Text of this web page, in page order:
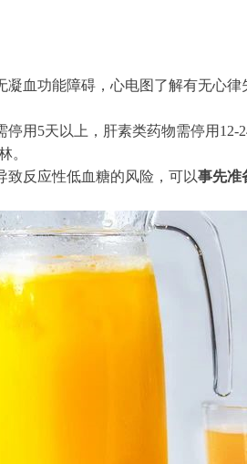
血功能障碍，心电图了解有无心
用5天以上，肝素类药物需停用12-
。
致反应性低血糖的风险，可以事先准